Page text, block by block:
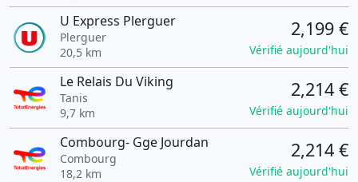
U Express Plerguer
Plerguer
20,5 km
2,199 €
Vérifié aujourd'hui
Le Relais Du Viking
Tanis
9,7 km
2,214 €
Vérifié aujourd'hui
Combourg- Gge Jourdan
Combourg
18,2 km
2,214 €
Vérifié aujourd'hui